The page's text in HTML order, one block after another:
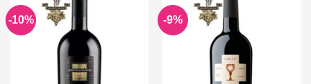
-10% -9%